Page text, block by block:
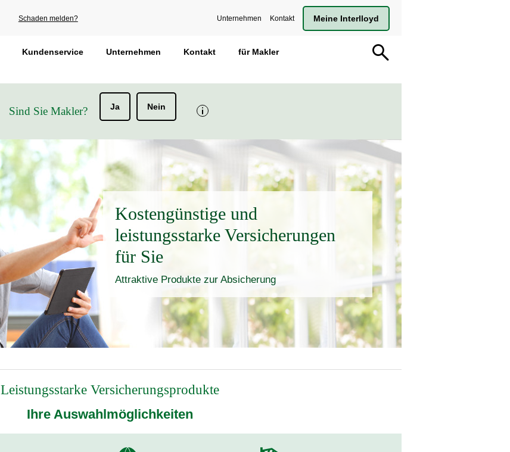
Schaden melden? Unternehmen Kontakt Meine Interlloyd
Kundenservice Unternehmen Kontakt für Makler
Sind Sie Makler? Ja Nein
Kostengünstige und
leistungsstarke Versicherungen
für Sie
Attraktive Produkte zur Absicherung
Leistungsstarke Versicherungsprodukte
Ihre Auswahlmöglichkeiten